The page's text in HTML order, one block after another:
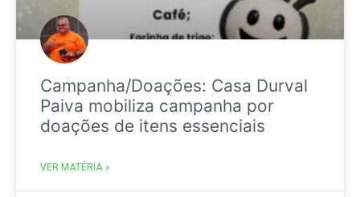
Campanha/Doações: Casa Durval
Paiva mobiliza campanha por
doações de itens essenciais
VER MATÉRIA »